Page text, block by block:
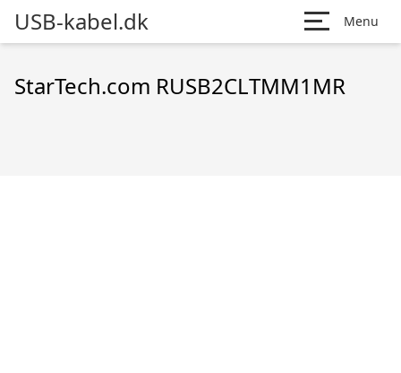
USB-kabel.dk Menu
StarTech.com RUSB2CLTMM1MR